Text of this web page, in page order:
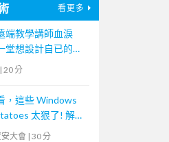
看更多
端教學講師血淚
堂想設計自已的程
課程者的先修必要
| 20 分
，這些 Windows
太狠了! 解析
MS-RPCE 的攻
大會 | 30 分